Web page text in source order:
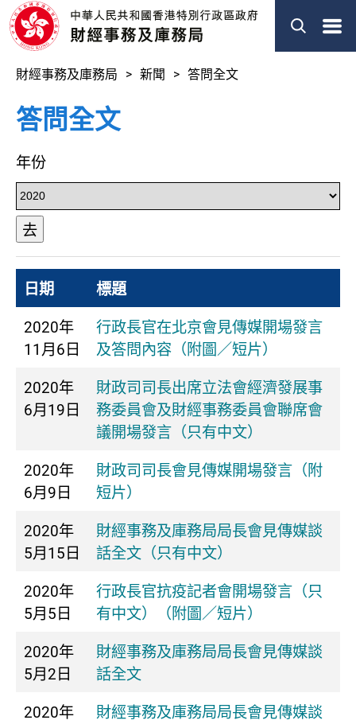
菜
財經事務及庫務局 新聞 答問全文
答問全文
年份
去
日期 標題
2020年
11月6日
行政長官在北京會見傳媒開場發言
及答問內容（附圖／短片）
2020年
6月19日
財政司司長出席立法會經濟發展事
務委員會及財經事務委員會聯席會
議開場發言（只有中文）
2020年
6月9日
財政司司長會見傳媒開場發言（附
短片）
2020年
5月15日
財經事務及庫務局局長會見傳媒談
話全文（只有中文）
2020年
5月5日
行政長官抗疫記者會開場發言（只
有中文）（附圖／短片）
2020年
5月2日
財經事務及庫務局局長會見傳媒談
話全文
2020年
財經事務及庫務局局長會見傳媒談